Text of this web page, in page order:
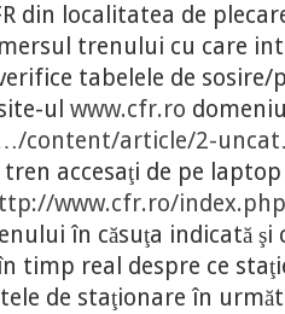
din localitatea de
trenului cu care
tabelele de
ulwww.cfr.ro
content/article/2-
tren accesaţi de pe
www.cfr.ro/
în căsuţa indicată
timp real despre ce
de staţionare în